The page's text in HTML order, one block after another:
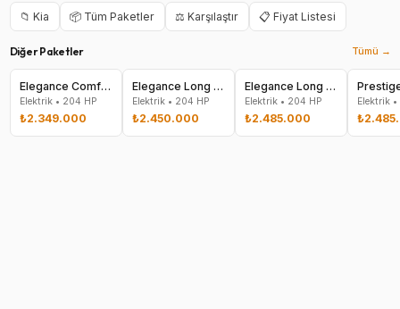
📁 Kia 📦 Tüm Paketler ⚖️ Karşılaştır 📋 Fiyat Listesi
Diğer Paketler Tümü →
Elegance Comfort
Elektrik • 204 HP
₺2.349.000
Elegance Long Range
Elektrik • 204 HP
₺2.450.000
Elegance Long Range
Elektrik • 204 HP
₺2.485.000
Elektrik •